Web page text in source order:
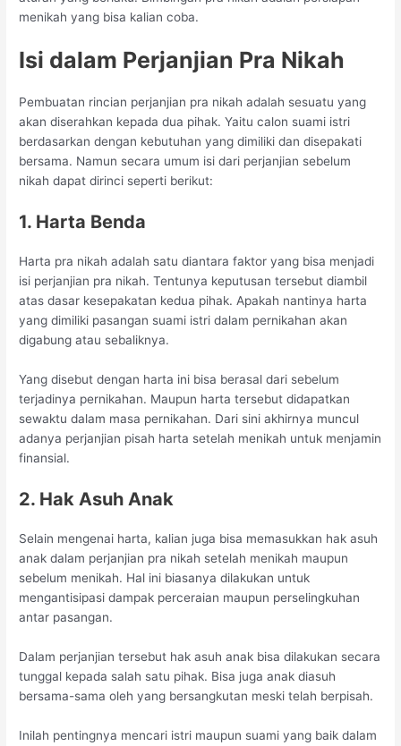
menikah yang bisa kalian coba.
Isi dalam Perjanjian Pra Nikah
Pembuatan rincian perjanjian pra nikah adalah sesuatu yang
akan diserahkan kepada dua pihak. Yaitu calon suami istri
berdasarkan dengan kebutuhan yang dimiliki dan disepakati
bersama. Namun secara umum isi dari perjanjian sebelum
nikah dapat dirinci seperti berikut:
1. Harta Benda
Harta pra nikah adalah satu diantara faktor yang bisa menjadi
isi perjanjian pra nikah. Tentunya keputusan tersebut diambil
atas dasar kesepakatan kedua pihak. Apakah nantinya harta
yang dimiliki pasangan suami istri dalam pernikahan akan
digabung atau sebaliknya.
Yang disebut dengan harta ini bisa berasal dari sebelum
terjadinya pernikahan. Maupun harta tersebut didapatkan
sewaktu dalam masa pernikahan. Dari sini akhirnya muncul
adanya perjanjian pisah harta setelah menikah untuk menjamin
finansial.
2. Hak Asuh Anak
Selain mengenai harta, kalian juga bisa memasukkan hak asuh
anak dalam perjanjian pra nikah setelah menikah maupun
sebelum menikah. Hal ini biasanya dilakukan untuk
mengantisipasi dampak perceraian maupun perselingkuhan
antar pasangan.
Dalam perjanjian tersebut hak asuh anak bisa dilakukan secara
tunggal kepada salah satu pihak. Bisa juga anak diasuh
bersama-sama oleh yang bersangkutan meski telah berpisah.
Inilah pentingnya mencari istri maupun suami yang baik dalam